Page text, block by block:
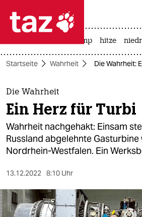
 taz zahl ich
taz zahl ich
themen
politik
öko
sport
usa unter trump hitze
Startseite Wahrheit Die Wahrheit:
Die Wahrheit
Ein Herz für Turbi
Wahrheit nachgehakt: Einsam
Russland abgelehnte Gasturbine
Nordrhein-Westfalen. Ein
13.12.2022 8:10 Uhr